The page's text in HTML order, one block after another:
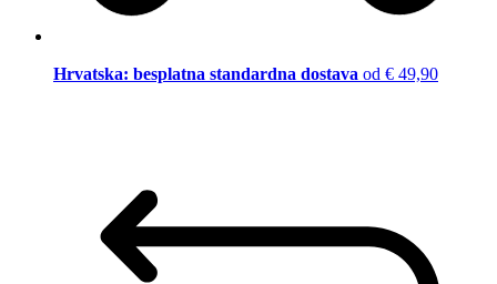
Hrvatska: besplatna standardna dostava od € 49,90